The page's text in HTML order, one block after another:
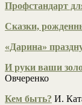
Профстандарт
Сказки,
«Дарина»
И руки ваши
Овчеренко
Кем быть? И.